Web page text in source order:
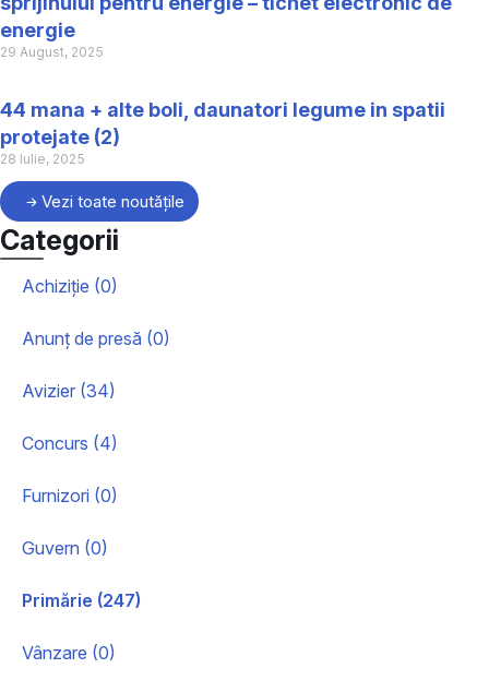
energie
29 August, 2025
44 mana + alte boli, daunatori legume in spatii
protejate (2)
28 Iulie, 2025
Vezi toate noutățile
Categorii
Achiziție (0)
Anunț de presă (0)
Avizier (34)
Concurs (4)
Furnizori (0)
Guvern (0)
Primărie (247)
Vânzare (0)